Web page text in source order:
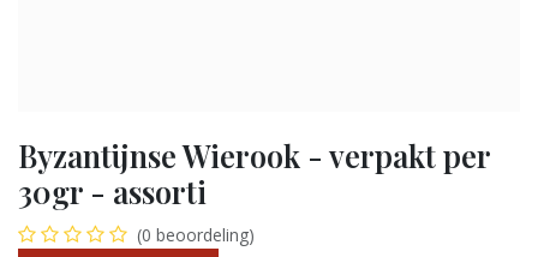
Byzantijnse Wierook - verpakt per
30gr - assorti
(0 beoordeling)